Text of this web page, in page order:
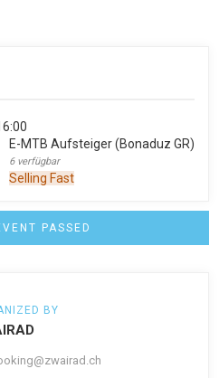
E-MTB Aufsteiger (Bonaduz GR)
6 verfügbar
Selling Fast
PASSED
BY